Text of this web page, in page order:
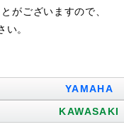
がございますので、
い。
YAMAHA
KAWASAKI